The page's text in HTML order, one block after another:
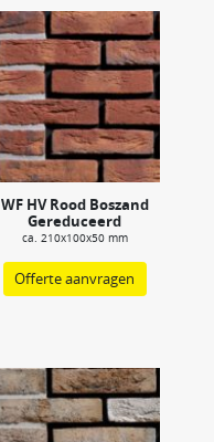
WF HV Rood Boszand
Gereduceerd
ca. 210x100x50 mm
Offerte aanvragen